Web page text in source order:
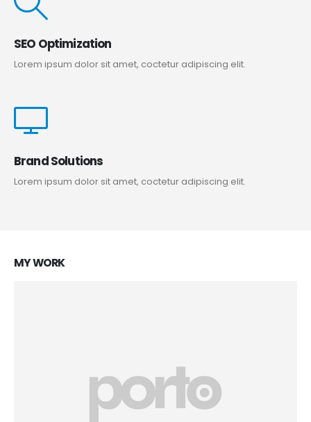
SEO Optimization
Lorem ipsum dolor sit amet, coctetur adipiscing elit.
Brand Solutions
Lorem ipsum dolor sit amet, coctetur adipiscing elit.
MYWORK